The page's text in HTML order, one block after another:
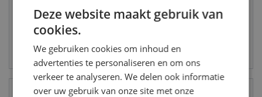
Bekijk product Bekijk product
ENGLISH TRANSLATION
Deze website maakt gebruik van
cookies.
We gebruiken cookies om inhoud en
advertenties te personaliseren en om ons
verkeer te analyseren. We delen ook informatie
over uw gebruik van onze site met onze